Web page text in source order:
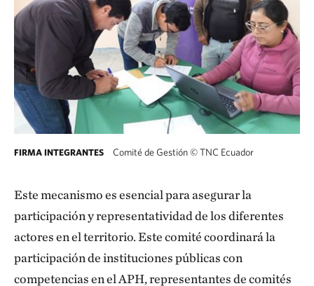
FIRMA INTEGRANTES Comité de Gestión©TNC Ecuador
Este mecanismo es esencial para asegurar la
participación y representatividad de los diferentes
actores en el territorio. Este comité coordinará la
participación de instituciones públicas con
competencias en el APH, representantes de comités